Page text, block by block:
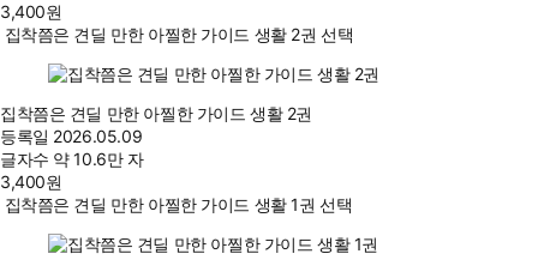
3,400원
집착쯤은 견딜 만한 아찔한 가이드 생활 2권 선택
집착쯤은 견딜 만한 아찔한 가이드 생활 2권
등록일 2026.05.09
글자수 약 10.6만 자
3,400원
집착쯤은 견딜 만한 아찔한 가이드 생활 1권 선택